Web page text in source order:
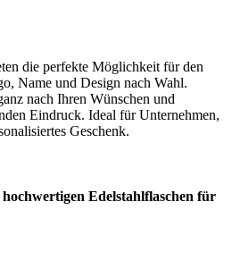
die perfekte Möglichkeit für den
Name und Design nach Wahl.
nach Ihren Wünschen und
Eindruck. Ideal für Unternehmen,
Geschenk.
Edelstahlflaschen für